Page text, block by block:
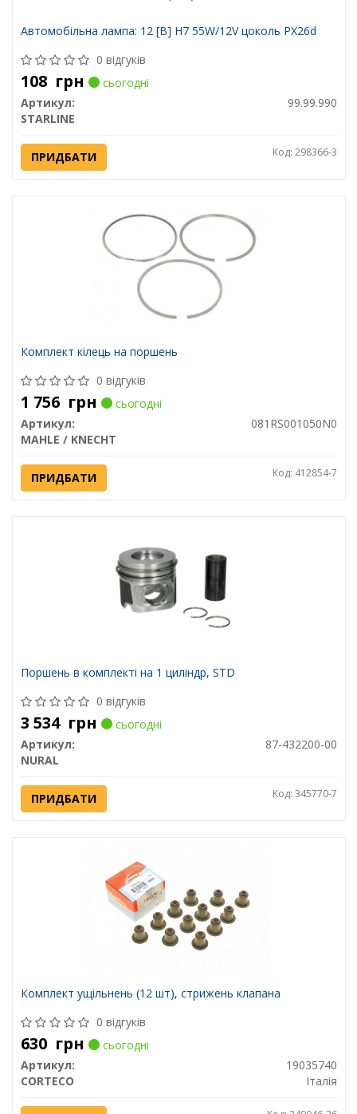
Автомобiльна лампа: 12 [В] H7 55W/12V цоколь PX26d
0 відгуків
108 грн
сьогодні
Артикул:
99.99.990
STARLINE
ПРИДБАТИ Код: 298366-3
Комплект кілець на поршень
0 відгуків
1 756 грн
сьогодні
Артикул:
081RS001050N0
MAHLE / KNECHT
ПРИДБАТИ Код: 412854-7
Поршень в комплекті на 1 циліндр, STD
0 відгуків
3 534 грн
сьогодні
Артикул:
87-432200-00
NURAL
ПРИДБАТИ Код: 345770-7
Комплект ущільнень (12 шт), стрижень клапана
0 відгуків
630 грн
сьогодні
Артикул:
19035740
CORTECO
Італія